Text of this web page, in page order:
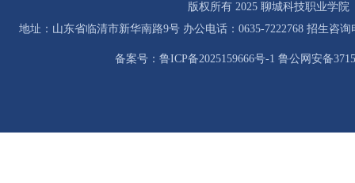
版权所有 2025 聊城科技职业学院
地址：山东省临清市新华南路9号 办公电话：0635-7222768 招生咨询
备案号：鲁ICP备2025159666号-1 鲁公网安备